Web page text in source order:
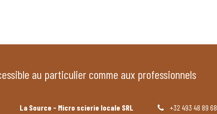
au particulier comme aux professionnels
La Source - Micro scierie locale SRL
+32 493 48 89 68